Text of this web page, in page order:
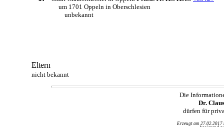
um 1701 Oppeln in Oberschlesien
unbekannt
Eltern
nicht bekannt
Die
Dr.
dürfen für
Erzeugt am